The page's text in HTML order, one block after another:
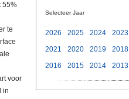
55%
te
voor
in
Selecteer Jaar
2026 2025 2024 2023
2021
2020 2019 2018
2016
2015 2014 2013